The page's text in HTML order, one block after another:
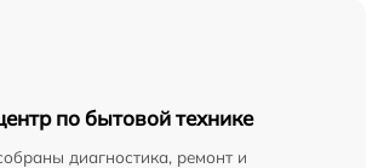
по бытовой технике
диагностика, ремонт и